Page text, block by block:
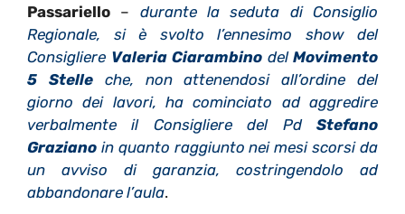
Passariello – durante la seduta di Consiglio
Regionale, si è svolto l’ennesimo show del
Consigliere Valeria Ciarambino delMovimento
5 Stelleche, non attenendosi all’ordine del
giorno dei lavori, ha cominciato ad aggredire
verbalmente il Consigliere del PdStefano
Graziano in quanto raggiunto nei mesi scorsi da
un avviso di garanzia, costringendolo ad
abbandonare l’aula.